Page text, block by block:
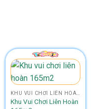
Khu Vui Chơi Liên Hoàn